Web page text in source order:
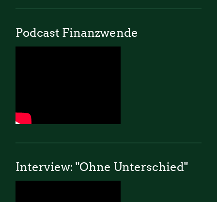
Podcast Finanzwende
Interview: "Ohne Unterschied"